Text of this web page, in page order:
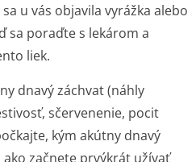
u vás objavila vyrážka alebo
sa poraďte s lekárom a
liek.
dnavý záchvat (náhly
sčervenenie, pocit
kým akútny dnavý
začnete prvýkrát užívať